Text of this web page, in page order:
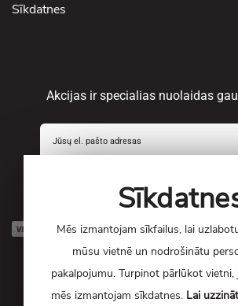
Mēs izmantojam sīkfailus, lai
mūsu vietnē un nodrošinātu
pakalpojumu. Turpinot pārlūkot
mēs izmantojam sīkdatnes. Lai
Sīkdatnes
Akcijas ir specialias nuolaidas